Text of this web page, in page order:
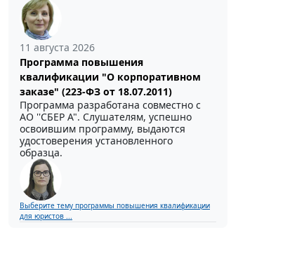
11 августа 2026
Программа повышения
квалификации "О корпоративном
заказе" (223-ФЗ от 18.07.2011)
Программа разработана совместно с
АО ''СБЕР А". Слушателям, успешно
освоившим программу, выдаются
удостоверения установленного
образца.
Выберите тему программы повышения квалификации
для юристов ...